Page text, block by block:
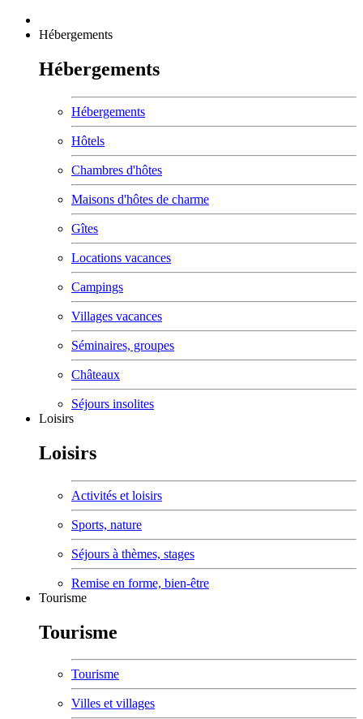
Hébergements
Hébergements
Hébergements
Hôtels
Chambres d'hôtes
Maisons d'hôtes de charme
Gîtes
Locations vacances
Campings
Villages vacances
Séminaires, groupes
Châteaux
Séjours insolites
Loisirs
Loisirs
Activités et loisirs
Sports, nature
Séjours à thèmes, stages
Remise en forme, bien-être
Tourisme
Tourisme
Tourisme
Villes et villages